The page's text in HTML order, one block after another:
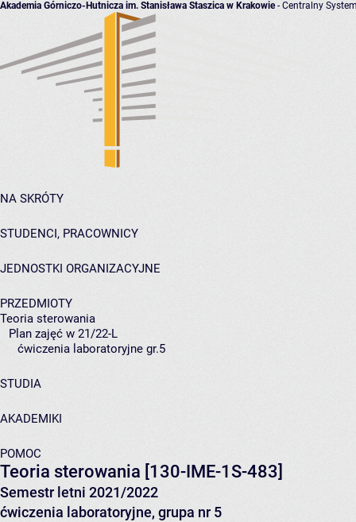
Akademia Górniczo-Hutnicza im. Stanisława Staszica w Krakowie- Centralny
NA SKRÓTY
STUDENCI, PRACOWNICY
JEDNOSTKI ORGANIZACYJNE
PRZEDMIOTY
Teoria sterowania
Plan zajęć w 21/22-L
ćwiczenia laboratoryjne gr.5
STUDIA
AKADEMIKI
POMOC
Teoria sterowania [130-IME-1S-483]
Semestr letni 2021/2022
ćwiczenia laboratoryjne, grupa nr 5